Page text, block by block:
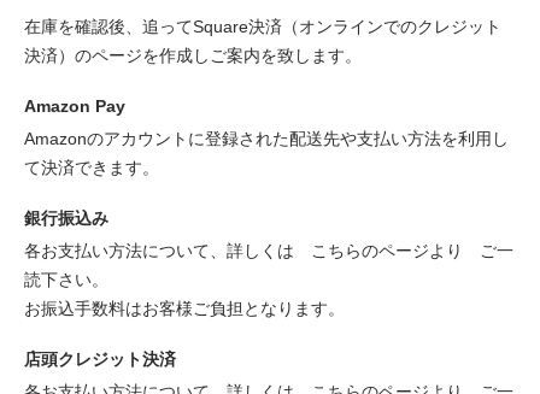
在庫を確認後、追ってSquare決済（オンラインでのクレジット
決済）のページを作成しご案内を致します。
Amazon Pay
Amazonのアカウントに登録された配送先や支払い方法を利用し
て決済できます。
銀行振込み
各お支払い方法について、詳しくは
こちらのページより
ご一
読下さい。
お振込手数料はお客様ご負担となります。
店頭クレジット決済